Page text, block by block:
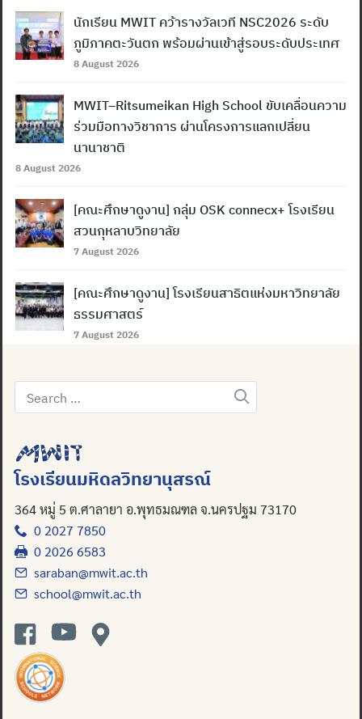
นักเรียน MWIT คว้ารางวัลเวที NSC2026 ระดับ
ภูมิภาคตะวันตก พร้อมผ่านเข้าสู่รอบระดับประเทศ
8 August 2026
MWIT–Ritsumeikan High School ขับเคลื่อนความ
ร่วมมือทางวิชาการ ผ่านโครงการแลกเปลี่ยน
นานาชาติ
8 August 2026
[คณะศึกษาดูงาน] กลุ่ม OSK connecx+ โรงเรียน
สวนกุหลาบวิทยาลัย
7 August 2026
[คณะศึกษาดูงาน] โรงเรียนสาธิตแห่งมหาวิทยาลัย
ธรรมศาสตร์
7 August 2026
Search
for:
โรงเรียนมหิดลวิทยานุสรณ์
364 หมู่ 5 ต.ศาลายา อ.พุทธมณฑล จ.นครปฐม 73170
0 2027 7850
0 2026 6583
saraban@mwit.ac.th
school@mwit.ac.th